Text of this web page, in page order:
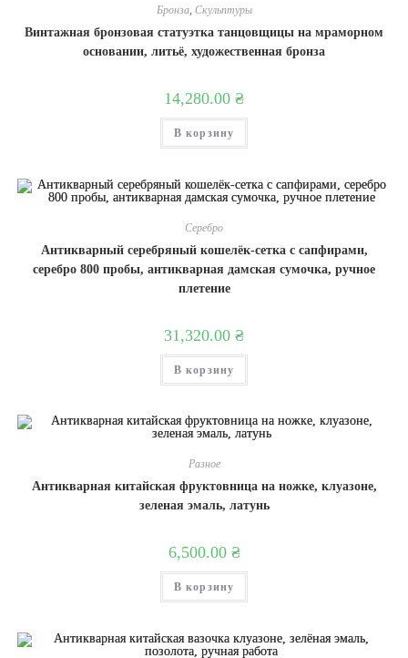
Бронза, Скульптуры
Винтажная бронзовая статуэтка танцовщицы на мраморном
основании, литьё, художественная бронза
14,280.00 ₴
В корзину
Серебро
Антикварный серебряный кошелёк-сетка с сапфирами,
серебро 800 пробы, антикварная дамская сумочка, ручное
плетение
31,320.00 ₴
В корзину
Разное
Антикварная китайская фруктовница на ножке, клуазоне,
зеленая эмаль, латунь
6,500.00 ₴
В корзину